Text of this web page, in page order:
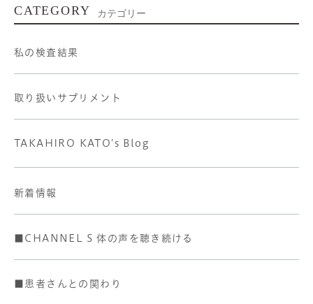
CATEGORY カテゴリー
私の検査結果
取り扱いサプリメント
TAKAHIRO KATO's Blog
新着情報
■CHANNEL S 体の声を聴き続ける
■患者さんとの関わり